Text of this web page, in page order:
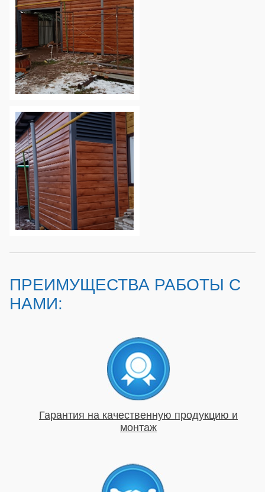
ПРЕИМУЩЕСТВА РАБОТЫ С
НАМИ:
Гарантия на качественную продукцию и
монтаж